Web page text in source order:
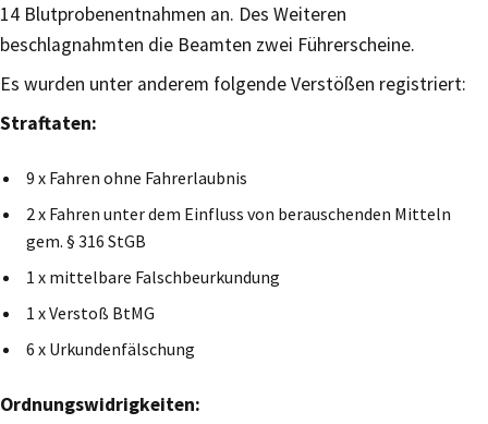
14 Blutprobenentnahmen an. Des Weiteren
beschlagnahmten die Beamten zwei Führerscheine.
Es wurden unter anderem folgende Verstößen registriert:
Straftaten:
9 x Fahren ohne Fahrerlaubnis
2 x Fahren unter dem Einfluss von berauschenden Mitteln
gem. § 316 StGB
1 x mittelbare Falschbeurkundung
1 x Verstoß BtMG
6 x Urkundenfälschung
Ordnungswidrigkeiten: